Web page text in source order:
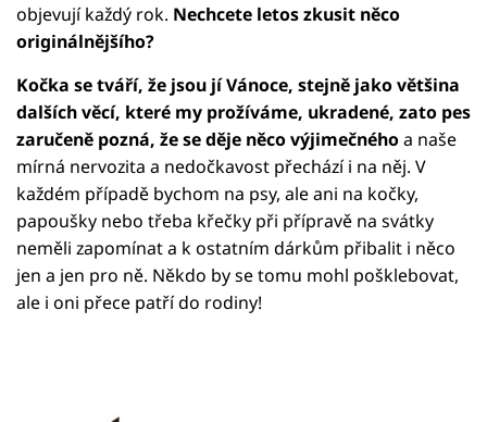
objevují každý rok. Nechcete letos zkusit něco
originálnějšího?
Kočka se tváří, že jsou jí Vánoce, stejně jako většina
dalších věcí, které my prožíváme, ukradené, zato pes
zaručeně pozná, že se děje něco výjimečnéhoa naše
mírná nervozita a nedočkavost přechází i na něj. V
každém případě bychom na psy, ale ani na kočky,
papoušky nebo třeba křečky při přípravě na svátky
neměli zapomínat a k ostatním dárkům přibalit i něco
jen a jen pro ně. Někdo by se tomu mohl pošklebovat,
ale i oni přece patří do rodiny!